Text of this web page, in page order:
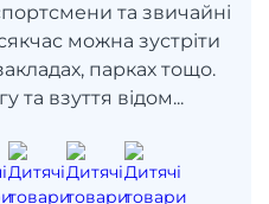
та звичайні
можна зустріти
парках тощо.
та взуття відом...